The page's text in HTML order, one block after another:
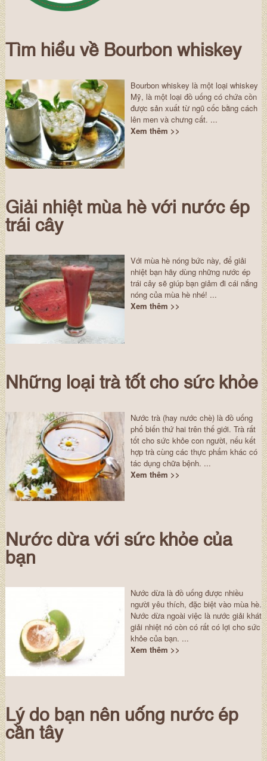
Tìm hiểu về Bourbon whiskey
Bourbon whiskey là một loại whiskey
Mỹ, là một loại đồ uống có chứa cồn
được sản xuất từ ngũ cốc bằng cách
lên men và chưng cất. ...
Xem thêm >>
Giải nhiệt mùa hè với nước ép
trái cây
Với mùa hè nóng bức này, để giải
nhiệt bạn hãy dùng những nước ép
trái cây sẽ giúp bạn giảm đi cái nắng
nóng của mùa hè nhé! ...
Xem thêm >>
Những loại trà tốt cho sức khỏe
Nước trà (hay nước chè) là đồ uống
phổ biến thứ hai trên thế giới. Trà rất
tốt cho sức khỏe con người, nếu kết
hợp trà cùng các thực phẩm khác có
tác dụng chữa bệnh. ...
Xem thêm >>
Nước dừa với sức khỏe của
bạn
Nước dừa là đồ uống được nhiều
người yêu thích, đặc biệt vào mùa hè.
Nước dừa ngoài việc là nước giải khát
giải nhiệt nó còn có rất có lợi cho sức
khỏe của bạn. ...
Xem thêm >>
Lý do bạn nên uống nước ép
cần tây